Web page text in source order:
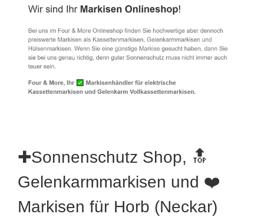
✚Sonnenschutz Shop, 🔝
Gelenkarmmarkisen und ❤️
Markisen für Horb (Neckar)